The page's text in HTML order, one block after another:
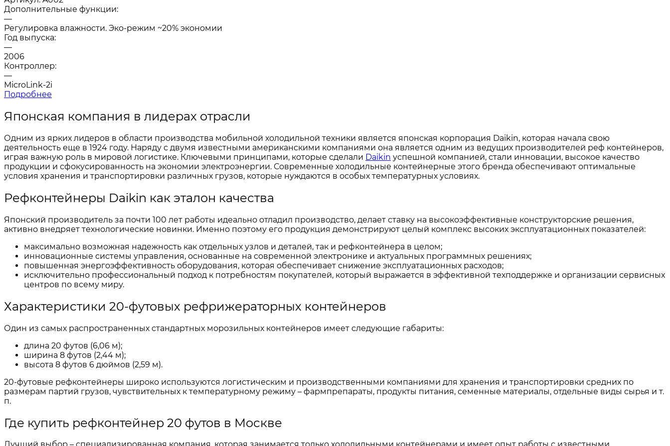
Дополнительные функции:
—
Регулировка влажности. Эко-режим ~20% экономии
Год выпуска:
—
2006
Контроллер:
—
MicroLink-2i
Подробнее
Японская компания в лидерах отрасли
Одним из ярких лидеров в области производства мобильной холодильной техники является японская корпорация Daikin, которая начала свою
деятельность еще в 1924 году. Наряду с двумя известными американскими компаниями она является одним из ведущих производителей реф контейнеров,
играя важную роль в мировой логистике. Ключевыми принципами, которые сделали Daikin успешной компанией, стали инновации, высокое качество
продукции и сфокусированность на экономии электроэнергии. Современные холодильные контейнерные этого бренда обеспечивают оптимальные
условия хранения и транспортировки различных грузов, которые нуждаются в особых температурных условиях.
Рефконтейнеры Daikin как эталон качества
Японский производитель за почти 100 лет работы идеально отладил производство, делает ставку на высокоэффективные конструкторские решения,
активно внедряет технологические новинки. Именно поэтому его продукция демонстрируют целый комплекс высоких эксплуатационных показателей:
максимально возможная надежность как отдельных узлов и деталей, так и рефконтейнера в целом;
инновационные системы управления, основанные на современной электронике и актуальных программных решениях;
повышенная энергоэффективность оборудования, которая обеспечивает снижение эксплуатационных расходов;
исключительно профессиональный подход к потребностям покупателей, который выражается в эффективной техподдержке и организации сервисных
центров по всему миру.
Характеристики 20-футовых рефрижераторных контейнеров
Один из самых распространенных стандартных морозильных контейнеров имеет следующие габариты:
длина 20 футов (6,06 м);
ширина 8 футов (2,44 м);
высота 8 футов 6 дюймов (2,59 м).
20-футовые рефконтейнеры широко используются логистическим и производственными компаниями для хранения и транспортировки средних по
размерам партий грузов, чувствительных к температурному режиму – фармпрепараты, продукты питания, семенные материалы, отдельные виды сырья и т.
п.
Где купить рефконтейнер 20 футов в Москве